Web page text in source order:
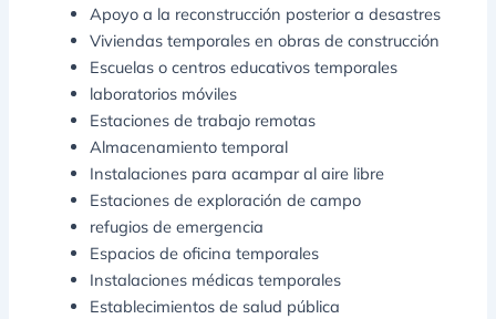
Apoyo a la reconstrucción posterior a desastres
Viviendas temporales en obras de construcción
Escuelas o centros educativos temporales
laboratorios móviles
Estaciones de trabajo remotas
Almacenamiento temporal
Instalaciones para acampar al aire libre
Estaciones de exploración de campo
refugios de emergencia
Espacios de oficina temporales
Instalaciones médicas temporales
Establecimientos de salud pública